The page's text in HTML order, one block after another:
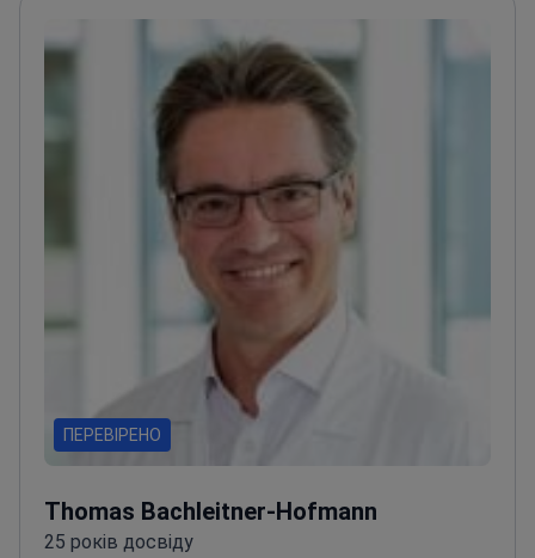
ПЕРЕВІРЕНО
Thomas Bachleitner-Hofmann
25 років досвіду